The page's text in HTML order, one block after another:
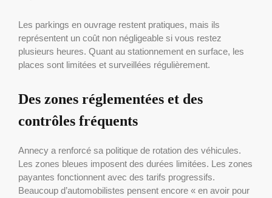
Les parkings en ouvrage restent pratiques, mais ils
représentent un coût non négligeable si vous restez
plusieurs heures. Quant au stationnement en surface, les
places sont limitées et surveillées régulièrement.
Des zones réglementées et des
contrôles fréquents
Annecy a renforcé sa politique de rotation des véhicules.
Les zones bleues imposent des durées limitées. Les zones
payantes fonctionnent avec des tarifs progressifs.
Beaucoup d’automobilistes pensent encore « en avoir pour